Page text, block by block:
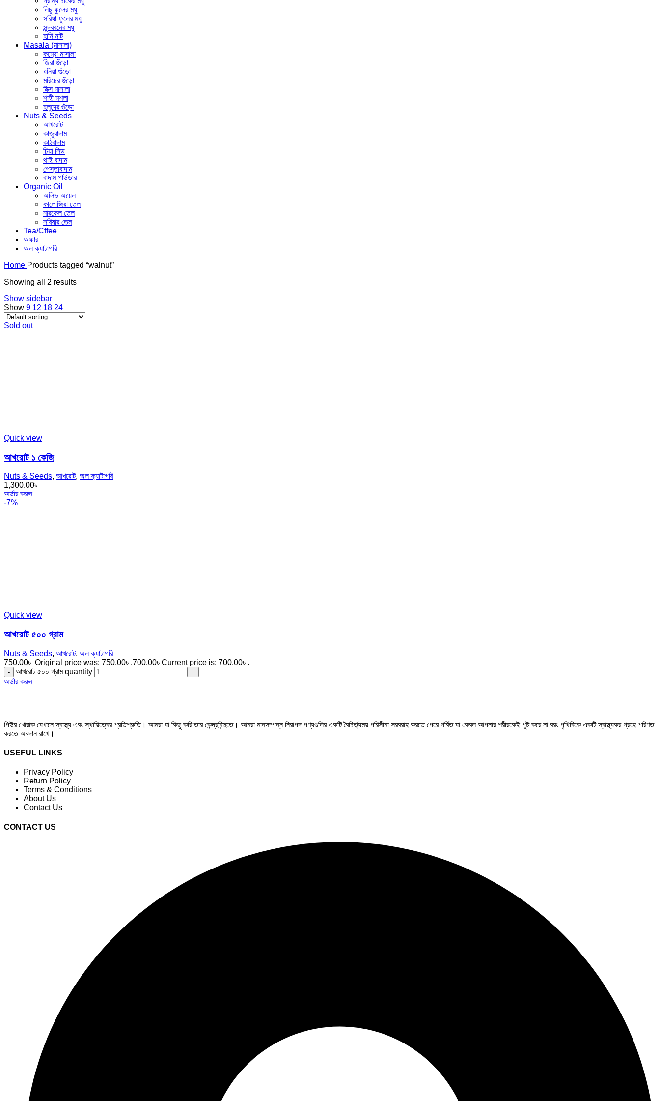
লিচু ফুলের মধু
সরিষা ফুলের মধু
সুন্দরবনের মধু
হানি নাট
Masala (মাসালা)
কম্বো মাসালা
জিরা গুঁড়ো
ধনিয়া গুঁড়ো
মরিচের গুঁড়ো
মিক্স মাসালা
শাহী মশলা
হলুদের গুঁড়ো
Nuts & Seeds
আখরোট
কাজুবাদাম
কাঠবাদাম
চিয়া সিড
থাই বাদাম
পেস্তাবাদাম
বাদাম পাউডার
Organic Oil
অলিভ অয়েল
কালোজিরা তেল
নারকেল তেল
সরিষার তেল
Tea/Cffee
অফার
অল ক্যাটাগরি
Home Products tagged “walnut”
Showing all 2 results
Show sidebar
Show 9 12 18 24
Sold out
Quick view
আখরোট ১ কেজি
Nuts & Seeds, আখরোট, অল ক্যাটাগরি
1,300.00৳
অর্ডার করুন
-7%
Quick view
আখরোট ৫০০ গ্রাম
Nuts & Seeds, আখরোট, অল ক্যাটাগরি
750.00৳ Original price was: 750.00৳ .700.00৳ Current price is: 700.00৳ .
আখরোট ৫০০ গ্রাম quantity
অর্ডার করুন
পিউর খোরাক যেখানে স্বাস্থ্য এবং স্থায়িত্বের প্রতিশ্রুতি। আমরা যা কিছু করি তার কেন্দ্রবিন্দুতে। আমরা মানসম্পন্ন নিরাপদ পণ্যগুলির একটি বৈচির্ত্যময় পরিসীমা সরবরাহ করতে পেরে গর্বিত যা কেবল আপনার শরীরকেই পুষ্ট করে না বরং পৃথিবিকে একটি স্বাস্থ্যকর গ্রহে পরিণত
করতে অবদান রাখে।
USEFUL LINKS
Privacy Policy
Return Policy
Terms & Conditions
About Us
Contact Us
CONTACT US